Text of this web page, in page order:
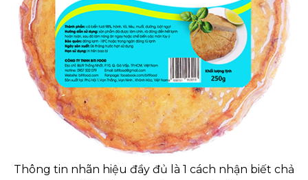
Thông tin nhãn hiệu đầy đủ là 1 cách nhận biết chả